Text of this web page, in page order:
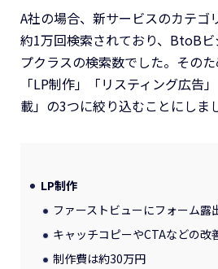
A社の場合、新サービスのカテ
約1万回検索されており、BtoB
プクラスの検索数でした。その
「LP制作」「リスティング広告
載」の3つに絞り込むことにしま
LP制作
ファーストビューにフォーム露
キャッチコピーやCTAなどの改
制作費は約30万円